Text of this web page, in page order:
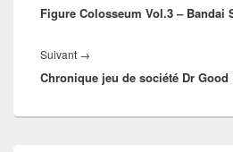
Figure Colosseum Vol.3 – Bandai
Suivant →
suivant :
Chronique jeu de société Dr